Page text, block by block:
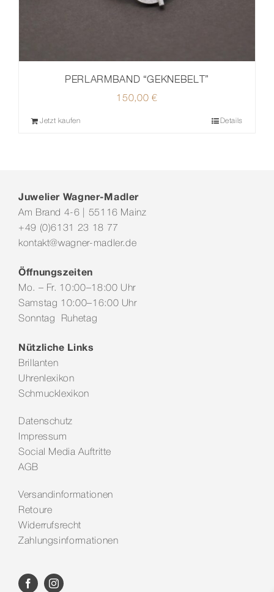
PERLARMBAND “GEKNEBELT”
150,00 €
Jetzt kaufen Details
Juwelier Wagner-Madler
Am Brand 4-6 | 55116 Mainz
+49 (0)6131 23 18 77
kontakt@wagner-madler.de
Öffnungszeiten
Mo. – Fr. 10:00–18:00 Uhr
Samstag 10:00–16:00 Uhr
Sonntag Ruhetag
Nützliche Links
Brillanten
Uhrenlexikon
Schmucklexikon
Datenschutz
Impressum
Social Media Auftritte
AGB
Versandinformationen
Retoure
Widerrufsrecht
Zahlungsinformationen